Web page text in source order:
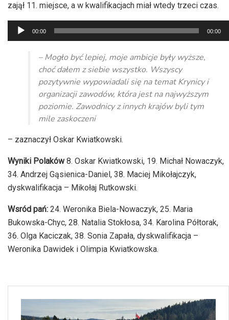
zajął 11. miejsce, a w kwalifikacjach miał wtedy trzeci czas.
Odtwarzacz
plików
dźwiękowych
00:00 00:00
– Mogło być lepiej, moje ambicje były wyższe,
choć dałem z siebie wszystko. Wszyscy
pozytywnie wypowiadali się na temat Krynicy i
organizacji zawodów, która jest na najwyższym
poziomie. Zawodnicy z innych krajów byli tym
mile zaskoczeni
– zaznaczył Oskar Kwiatkowski.
Wyniki Polaków8. Oskar Kwiatkowski, 19. Michał Nowaczyk,
34. Andrzej Gąsienica-Daniel, 38. Maciej Mikołajczyk,
dyskwalifikacja – Mikołaj Rutkowski.
Wsród pań: 24. Weronika Biela-Nowaczyk, 25. Maria
Bukowska-Chyc, 28. Natalia Stokłosa, 34. Karolina Półtorak,
36. Olga Kaciczak, 38. Sonia Zapała, dyskwalifikacja –
Weronika Dawidek i Olimpia Kwiatkowska.